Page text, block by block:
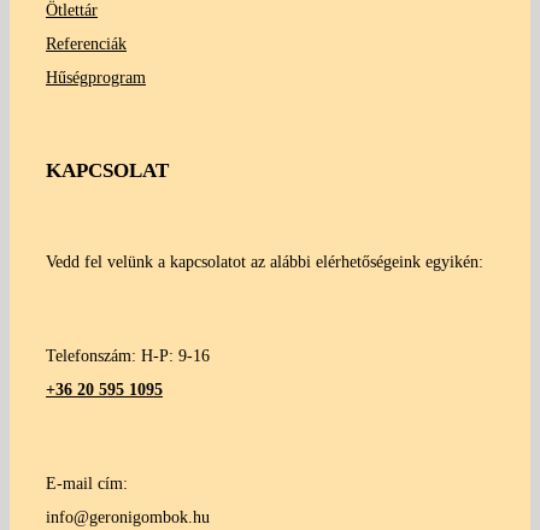
Ötlettár
Referenciák
Hűségprogram
KAPCSOLAT
Vedd fel velünk a kapcsolatot az alábbi elérhetőségeink egyikén:
Telefonszám: H-P: 9-16
+36 20 595 1095
E-mail cím:
info@geronigombok.hu